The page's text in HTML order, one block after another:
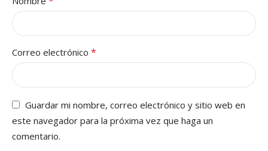
Correo electrónico *
Guardar mi nombre, correo electrónico y sitio web en
este navegador para la próxima vez que haga un
comentario.